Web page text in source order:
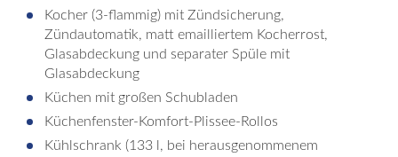
Kocher (3-flammig) mit Zündsicherung,
Zündautomatik, matt emailliertem Kocherrost,
Glasabdeckung und separater Spüle mit
Glasabdeckung
Küchen mit großen Schubladen
Küchenfenster-Komfort-Plissee-Rollos
Kühlschrank (133 l, bei herausgenommenem